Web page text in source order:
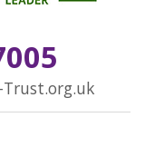
Trust.org.uk